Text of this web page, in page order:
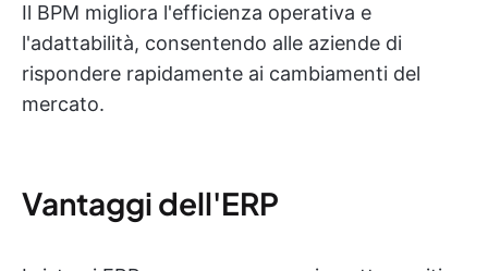
Il BPM migliora l'efficienza operativa e
l'adattabilità, consentendo alle aziende di
rispondere rapidamente ai cambiamenti del
mercato.
Vantaggi dell'ERP